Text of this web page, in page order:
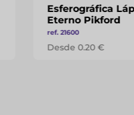
Esferográfica
Eterno Pikford
ref. 21600
Desde 0.20 €